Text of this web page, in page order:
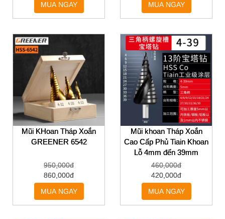
MUA NGAY
MUA NGAY
Mũi KHoan Tháp Xoắn
GREENER 6542
950,000đ
860,000đ
MUA NGAY
Mũi khoan Tháp Xoắn
Cao Cấp Phủ Tiain Khoan
Lỗ 4mm đến 39mm
460,000đ
420,000đ
MUA NGAY